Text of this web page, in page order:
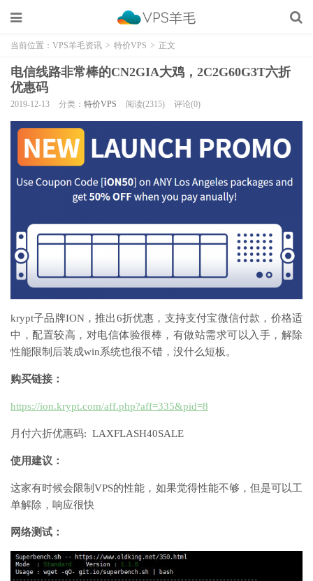
当前位置： VPS羊毛资讯 > 特价VPS > 正文
电信线路非常棒的CN2GIA大鸡，2C2G60G3T六折
优惠码
2019-12-13 分类： 特价VPS 阅读(2315) 评论(0)
krypt子品牌ION，推出6折优惠，支持支付宝微信付款，价格适
中，配置较高，对电信体验很棒，有做站需求可以入手，解除
性能限制后装成win系统也很不错，没什么短板。
购买链接：
https://ion.krypt.com/aff.php?aff=335&pid=8
月付六折优惠码: LAXFLASH40SALE
使用建议：
这家有时候会限制VPS的性能，如果觉得性能不够，但是可以工
单解除，响应很快
网络测试：